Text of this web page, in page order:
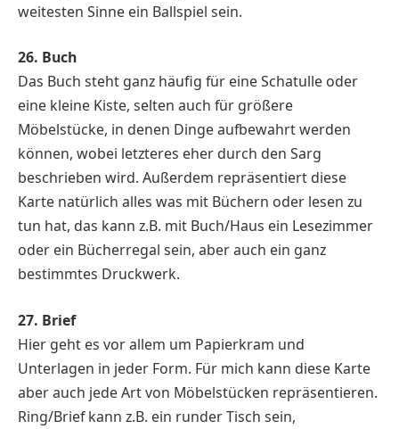
weitesten Sinne ein Ballspiel sein.
26. Buch
Das Buch steht ganz häufig für eine Schatulle oder
eine kleine Kiste, selten auch für größere
Möbelstücke, in denen Dinge aufbewahrt werden
können, wobei letzteres eher durch den Sarg
beschrieben wird. Außerdem repräsentiert diese
Karte natürlich alles was mit Büchern oder lesen zu
tun hat, das kann z.B. mit Buch/Haus ein Lesezimmer
oder ein Bücherregal sein, aber auch ein ganz
bestimmtes Druckwerk.
27. Brief
Hier geht es vor allem um Papierkram und
Unterlagen in jeder Form. Für mich kann diese Karte
aber auch jede Art von Möbelstücken repräsentieren.
Ring/Brief kann z.B. ein runder Tisch sein,